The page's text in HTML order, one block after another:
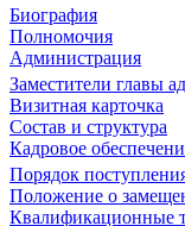
Биография
Полномочия
Администрация
Заместители главы
Визитная карточка
Состав и структура
Кадровое
Порядок
Положение о
Квалификационные